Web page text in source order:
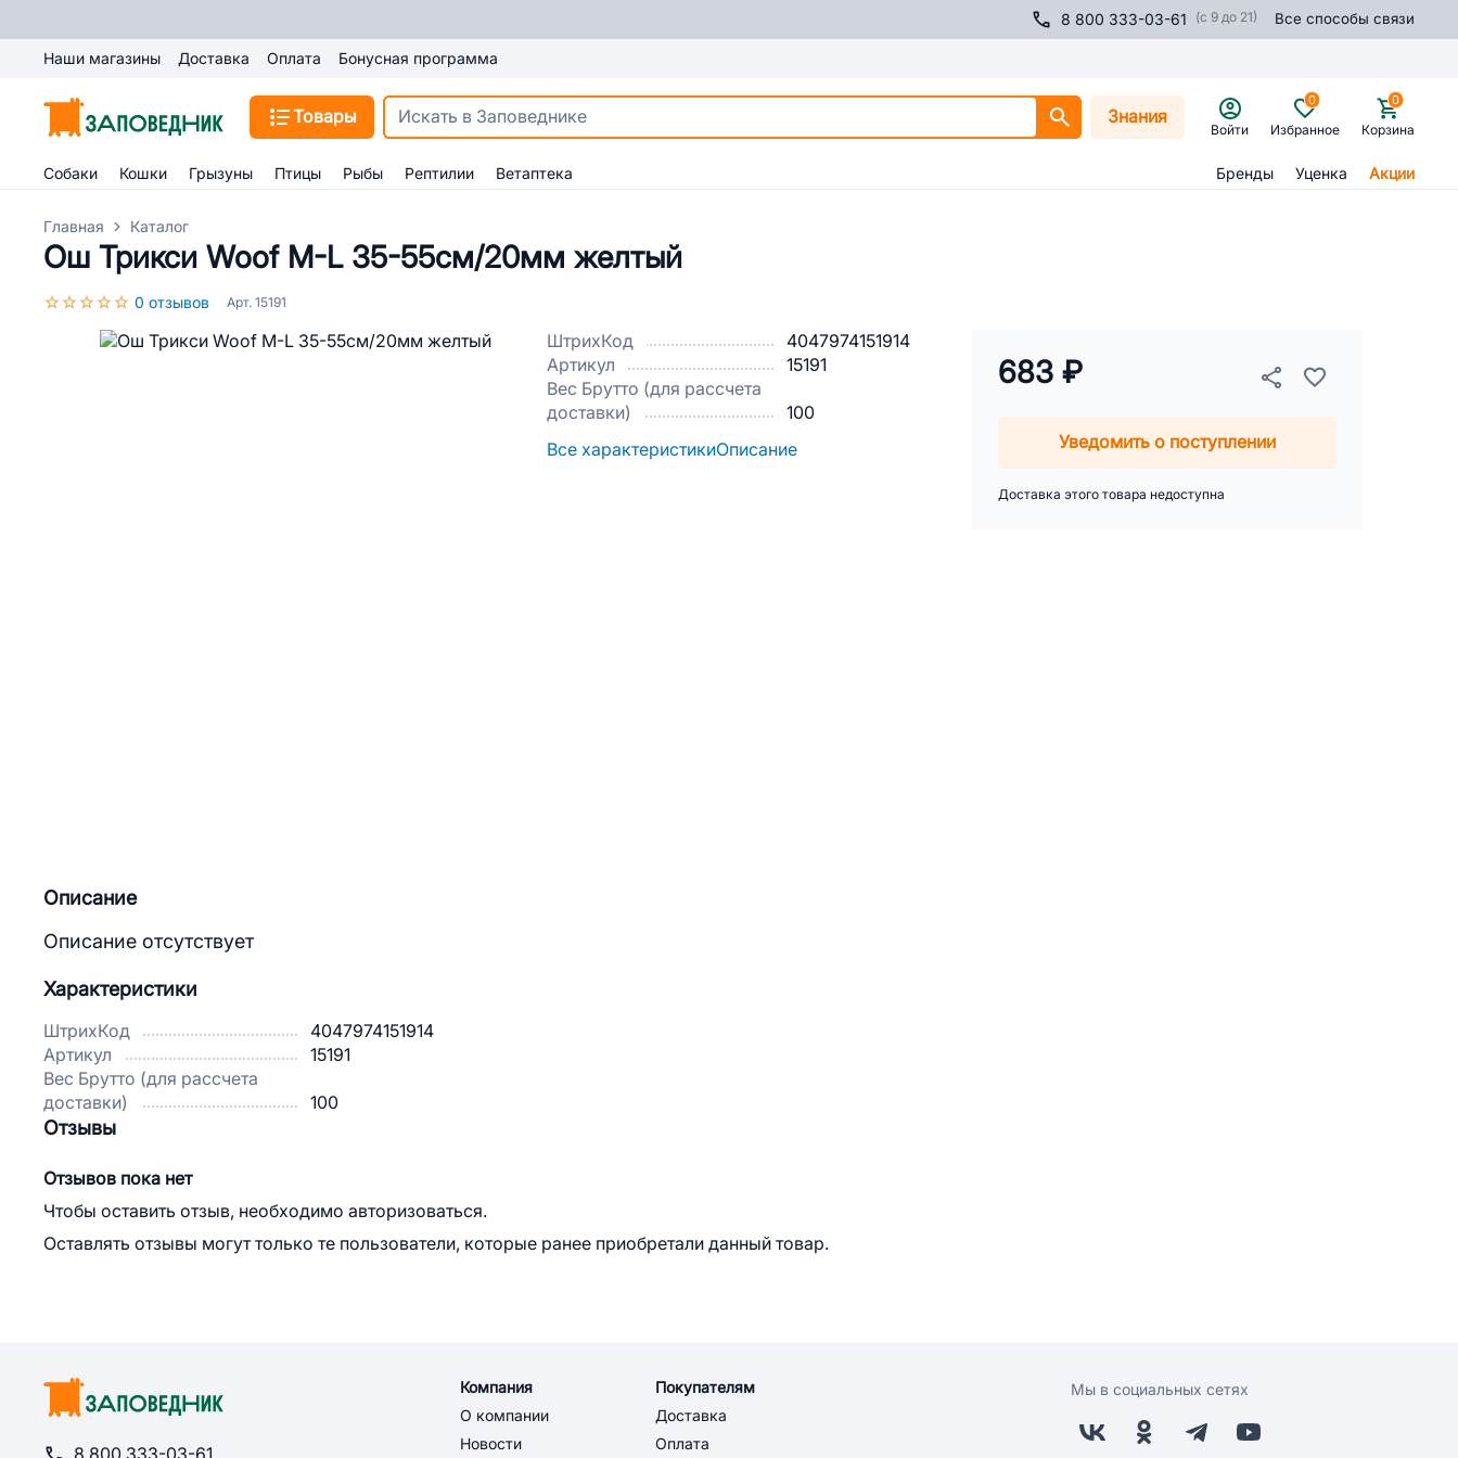
8 800 333-03-61 (с 9 до 21) Все способы связи
Наши магазины Доставка Оплата Бонусная программа
Товары Знания
Войти Избранное
0
Корзина
0
Собаки Кошки Грызуны Птицы Рыбы Рептилии Ветаптека Бренды Уценка Акции
Главная Каталог
Ош Трикси Woof M-L 35-55см/20мм желтый
0 отзывов Арт. 15191
ШтрихКод
4047974151914
Артикул
15191
Вес Брутто (для рассчета
доставки)
100
Все характеристикиОписание
683 ₽
Уведомить о поступлении
Доставка этого товара недоступна
Описание
Описание отсутствует
Характеристики
ШтрихКод
4047974151914
Артикул
15191
Вес Брутто (для рассчета
доставки)
100
Отзывы
Отзывов пока нет
Чтобы оставить отзыв, необходимо авторизоваться.
Оставлять отзывы могут только те пользователи, которые ранее приобретали данный товар.
8 800 333-03-61
Компания
О компании
Новости
Покупателям
Доставка
Оплата
Мы в социальных сетях